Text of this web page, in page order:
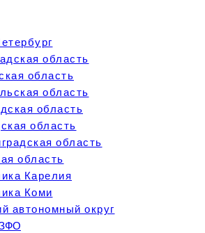
область
область
область
область
область
область
область
Карелия
Коми
автономный округ